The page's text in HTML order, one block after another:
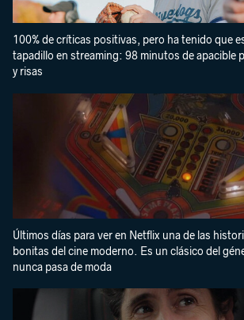
100% de críticas positivas, pero ha tenido que
tapadillo en streaming: 98 minutos de apacible
y risas
Últimos días para ver en Netflix una de las
bonitas del cine moderno. Es un clásico del
nunca pasa de moda